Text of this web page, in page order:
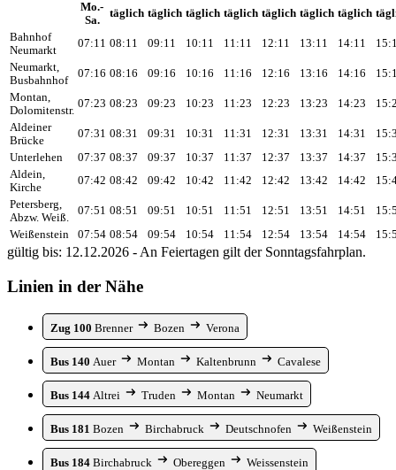
Mo.-
Sa.
täglich täglich täglich täglich täglich täglich täglich
Bahnhof
Neumarkt
07:11 08:11 09:11 10:11 11:11 12:11 13:11 14:11
Neumarkt,
Busbahnhof
07:16 08:16 09:16 10:16 11:16 12:16 13:16 14:16
Montan,
Dolomitenstr.
07:23 08:23 09:23 10:23 11:23 12:23 13:23 14:23
Aldeiner
Brücke
07:31 08:31 09:31 10:31 11:31 12:31 13:31 14:31
Unterlehen
07:37 08:37 09:37 10:37 11:37 12:37 13:37 14:37
Aldein,
Kirche
07:42 08:42 09:42 10:42 11:42 12:42 13:42 14:42
Petersberg,
Abzw. Weiß.
07:51 08:51 09:51 10:51 11:51 12:51 13:51 14:51
Weißenstein
07:54 08:54 09:54 10:54 11:54 12:54 13:54 14:54
gültig bis: 12.12.2026 - An Feiertagen gilt der Sonntagsfahrplan.
Linien in der Nähe
Zug 100 Brenner Bozen Verona
Bus 140 Auer Montan Kaltenbrunn Cavalese
Bus 144 Altrei Truden Montan Neumarkt
Bus 181 Bozen Birchabruck Deutschnofen Weißenstein
Bus 184 Birchabruck Obereggen Weissenstein